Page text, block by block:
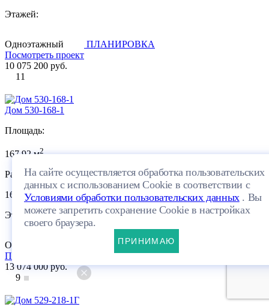
Этажей:
Одноэтажный
ПЛАНИРОВКА
Посмотреть проект
10 075 200 руб.
11
Дом 530-168-1
Площадь:
167.92 м2
Размеры:
16.61×16.8м
Этажей:
Одноэтажный
ПЛАНИРОВКА
Посмотреть проект
13 074 000 руб.
9
На сайте осуществляется обработка пользовательских
данных с использованием Cookie в соответствии с
Условиями обработки пользовательских данных. Вы
можете запретить сохранение Cookie в настройках
своего браузера.
ПРИНИМАЮ